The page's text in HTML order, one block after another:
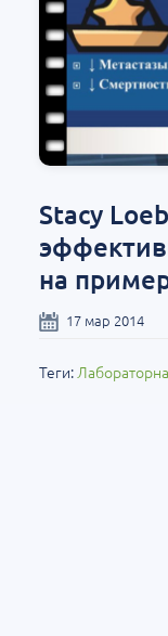
ДОК «АСПЕКТ»:
вопросы
Россия, Санкт-
Stacy
на
17 мар 2014
Теги: